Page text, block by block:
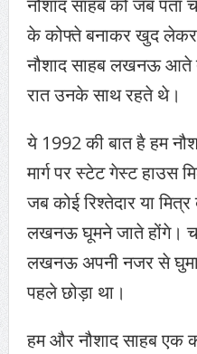
नौशाद साहब को जब पता
के कोफ्ते बनाकर खुद
नौशाद साहब लखनऊ आते
रात उनके साथ रहते थे।
ये 1992 की बात है हम
मार्ग पर स्टेट गेस्ट हाउस
जब कोई रिश्तेदार या
लखनऊ घूमने जाते होंगे।
लखनऊ अपनी नजर से
पहले छोड़ा था।
हम और नौशाद साहब एक